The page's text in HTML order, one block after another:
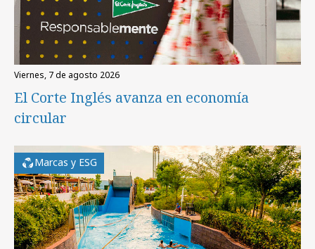
viernes, 7 de agosto 2026
El Corte Inglés avanza en economía
circular
Marcas y ESG